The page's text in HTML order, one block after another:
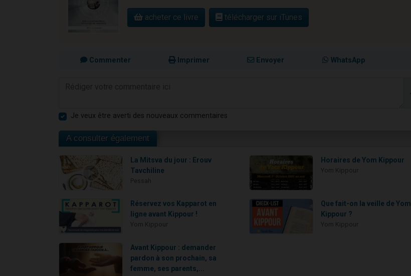
acheter ce livre télécharger sur iTunes
Commenter Imprimer Envoyer WhatsApp
Je veux être averti des nouveaux commentaires
A consulter également
La Mitsva du jour : Erouv
Tavchiline
Horaires de Yom Kippour
Réservez vos Kapparot en
ligne avant Kippour !
Que fait-on la veille de Yom
Kippour ?
Avant Kippour : demander
pardon à son prochain, sa
femme, ses parents,...